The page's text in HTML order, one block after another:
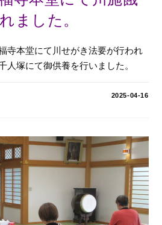
ました。
寺本堂にて川せがき法要が行われ
人塚にて御供養を行いました。
2025-04-16